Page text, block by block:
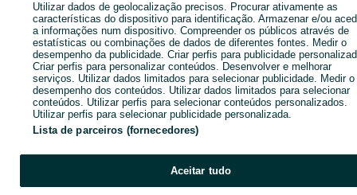
Ligar / SMS Enviar mensagem
Utilizar dados de geolocalização precisos. Procurar ativamente as
características do dispositivo para identificação. Armazenar e/ou
a informações num dispositivo. Compreender os públicos através de
estatísticas ou combinações de dados de diferentes fontes. Medir o
desempenho da publicidade. Criar perfis para publicidade
Criar perfis para personalizar conteúdos. Desenvolver e melhorar
serviços. Utilizar dados limitados para selecionar publicidade. Medir o
desempenho dos conteúdos. Utilizar dados limitados para selecionar
conteúdos. Utilizar perfis para selecionar conteúdos personalizados.
Utilizar perfis para selecionar publicidade personalizada.
Lista de parceiros (fornecedores)
Aceitar tudo